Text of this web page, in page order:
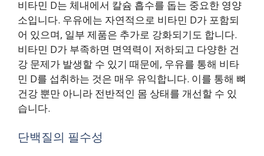
비타민 D는 체내에서 칼슘 흡수를 돕는 중요한 영양
소입니다. 우유에는 자연적으로 비타민 D가 포함되
어 있으며, 일부 제품은 추가로 강화되기도 합니다.
비타민 D가 부족하면 면역력이 저하되고 다양한 건
강 문제가 발생할 수 있기 때문에, 우유를 통해 비타
민 D를 섭취하는 것은 매우 유익합니다. 이를 통해 뼈
건강 뿐만 아니라 전반적인 몸 상태를 개선할 수 있
습니다.
단백질의 필수성